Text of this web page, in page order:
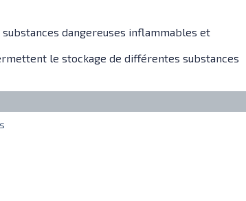
dangereuses inflammables et
le stockage de différentes substances